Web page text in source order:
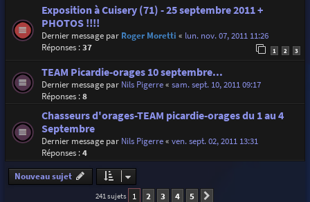
Exposition à Cuisery (71) - 25 septembre 2011 +
PHOTOS !!!!
Dernier message par Roger Moretti « lun. nov. 07, 2011 11:26
Réponses :37 1 2 3
TEAM Picardie-orages 10 septembre...
Dernier message par Nils Pigerre« sam. sept. 10, 2011 09:17
Réponses :8
Chasseurs d'orages-TEAM picardie-orages du 1 au 4
Septembre
Dernier message par Nils Pigerre« ven. sept. 02, 2011 13:31
Réponses :4
Nouveau sujet
241 sujets 1 2 3 4 5